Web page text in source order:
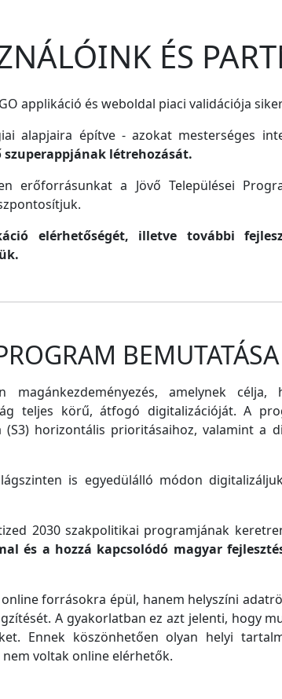
ÉS
applikáció és weboldal piaci validációja
alapjaira építve - azokat mesterséges
szuperappjának létrehozását.
erőforrásunkat a Jövő Települései
elérhetőségét, illetve további
BEMUTATÁSA
amelynek célja,
teljes körű, átfogó digitalizációját. A
horizontális prioritásaihoz, valamint a
is egyedülálló módon
2030 szakpolitikai programjának
és a hozzá kapcsolódó magyar
forrásokra épül, hanem helyszíni
A gyakorlatban ez azt jelenti, hogy
Ennek köszönhetően olyan helyi
voltak online elérhetők.